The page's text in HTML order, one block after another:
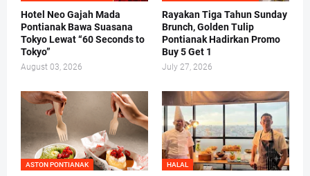
Hotel Neo Gajah Mada
Pontianak Bawa Suasana
Tokyo Lewat “60 Seconds to
Tokyo”
August 03, 2026
Rayakan Tiga Tahun Sunday
Brunch, Golden Tulip
Pontianak Hadirkan Promo
Buy 5 Get 1
July 27, 2026
ASTON PONTIANAK HALAL